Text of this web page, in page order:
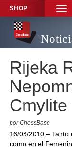
SHOP
Rijeka
por ChessBase
16/03/2010 – Tanto
como en el